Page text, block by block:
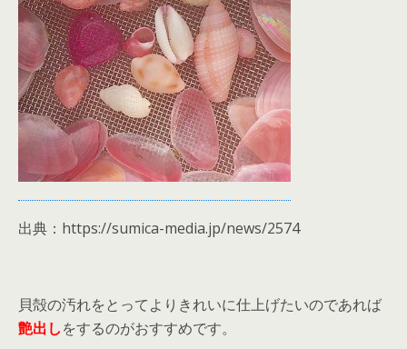
出典：https://sumica-media.jp/news/2574
貝殻の汚れをとってよりきれいに仕上げたいのであれば
艶出しをするのがおすすめです。